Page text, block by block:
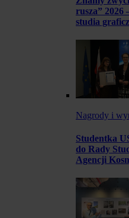
rusza” 2026
studia
Nagrody i
Studentka
do Rady
Agencji